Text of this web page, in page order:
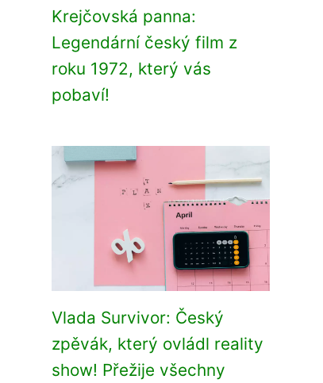
Krejčovská panna:
Legendární český film z
roku 1972, který vás
pobaví!
Vlada Survivor: Český
zpěvák, který ovládl reality
show! Přežije všechny